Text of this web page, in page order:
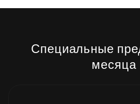
Специальные
месяца